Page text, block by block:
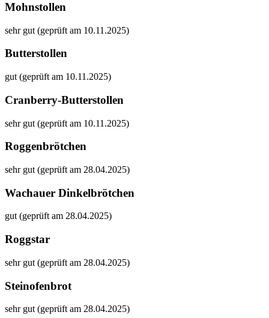
Mohnstollen
sehr gut (geprüft am 10.11.2025)
Butterstollen
gut (geprüft am 10.11.2025)
Cranberry-Butterstollen
sehr gut (geprüft am 10.11.2025)
Roggenbrötchen
sehr gut (geprüft am 28.04.2025)
Wachauer Dinkelbrötchen
gut (geprüft am 28.04.2025)
Roggstar
sehr gut (geprüft am 28.04.2025)
Steinofenbrot
sehr gut (geprüft am 28.04.2025)